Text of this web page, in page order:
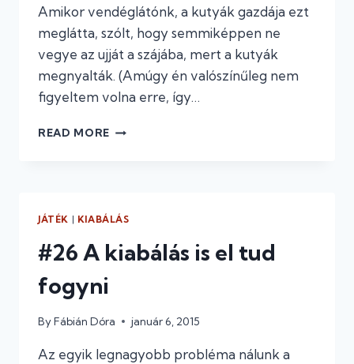
Amikor vendéglátónk, a kutyák gazdája ezt
meglátta, szólt, hogy semmiképpen ne
vegye az ujját a szájába, mert a kutyák
megnyalták. (Amúgy én valószínűleg nem
figyeltem volna erre, így…
READ MORE #27
JÁTÉK | KIABÁLÁS
#26 A kiabálás is el tud
fogyni
ByFábián Dóra január 6, 2015
Az egyik legnagyobb probléma nálunk a